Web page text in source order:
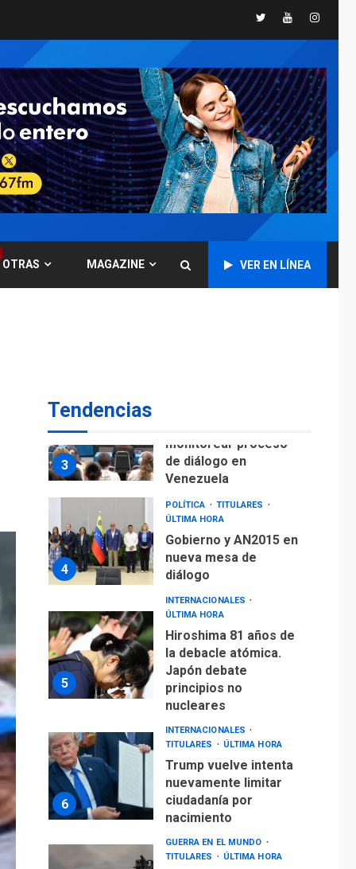
TwitterYoutube
OTRAS MAGAZINE VER EN LÍNEA
Tendencias
7
GUERRA EN EL MUNDO
Ucrania y Rusia
intensifican
ofensivas de largo
alcance
NACIONALES
TITULARES
ÚLTIMA HORA
Instalan carpas
metálicas como
terminales
Aeropuerto de
3
monitorear proceso
de diálogo en
Venezuela
4
POLÍTICA
TITULARES
ÚLTIMA HORA
Gobierno y AN2015 en
nueva mesa de
diálogo
5
INTERNACIONALES
ÚLTIMA HORA
Hiroshima 81 años de
la debacle atómica.
Japón debate
principios no
nucleares
6
INTERNACIONALES
TITULARES
ÚLTIMA HORA
Trump vuelve intenta
nuevamente limitar
ciudadanía por
nacimiento
GUERRA EN EL MUNDO
TITULARES
ÚLTIMA HORA